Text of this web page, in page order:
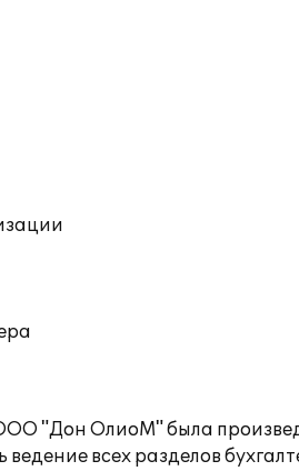
"Дон ОлиоМ" была
всех разделов